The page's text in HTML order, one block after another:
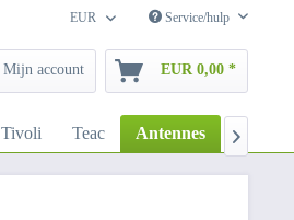
EUR Service/hulp
Mijn account EUR 0,00 *
Tivoli Teac Antennes Native
